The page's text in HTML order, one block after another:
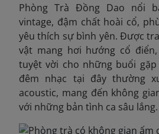
Phòng Trà Đồng Dao nổi
vintage, đậm chất hoài cổ,
yêu thích sự bình yên. Được
vật mang hơi hướng cổ
tuyệt vời cho những buổi
đêm nhạc tại đây thường
acoustic, mang đến không
với những bản tình ca sâu lắng.